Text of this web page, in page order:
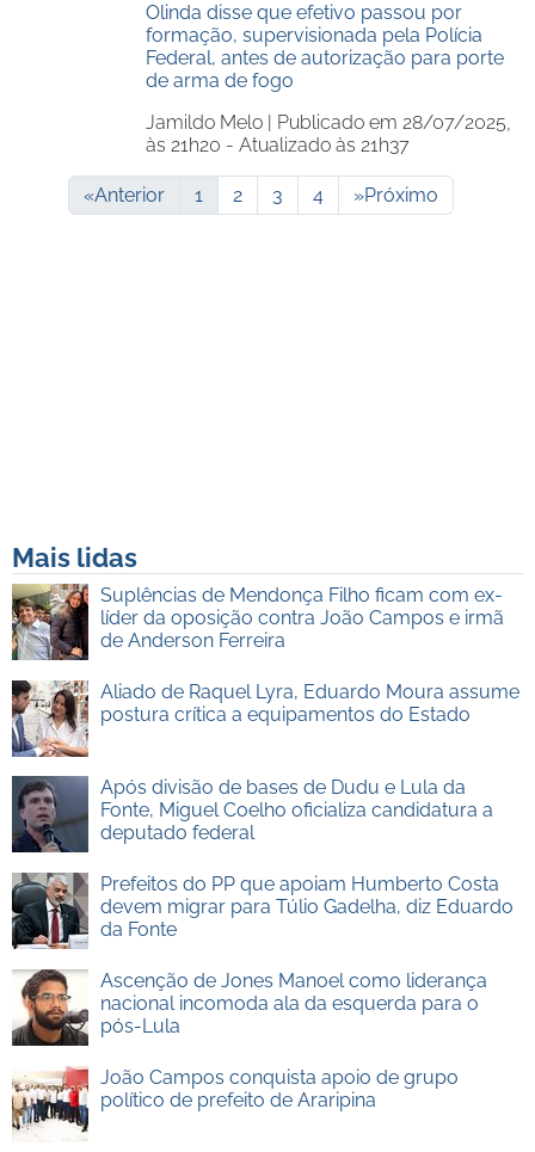
Olinda disse que efetivo passou por
formação, supervisionada pela Polícia
Federal, antes de autorização para porte
de arma de fogo
Jamildo Melo | Publicado em 28/07/2025,
às 21h20 - Atualizado às 21h37
«Anterior 1 2 3 4 »Próximo
Mais lidas
Suplências de Mendonça Filho ficam com ex-
líder da oposição contra João Campos e irmã
de Anderson Ferreira
Aliado de Raquel Lyra, Eduardo Moura assume
postura crítica a equipamentos do Estado
Após divisão de bases de Dudu e Lula da
Fonte, Miguel Coelho oficializa candidatura a
deputado federal
Prefeitos do PP que apoiam Humberto Costa
devem migrar para Túlio Gadelha, diz Eduardo
da Fonte
Ascenção de Jones Manoel como liderança
nacional incomoda ala da esquerda para o
pós-Lula
João Campos conquista apoio de grupo
político de prefeito de Araripina